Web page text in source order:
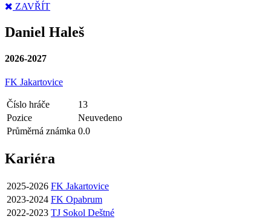
ZAVŘÍT
Daniel Haleš
2026-2027
FK Jakartovice
Číslo hráče
13
Pozice
Neuvedeno
Průměrná známka 0.0
Kariéra
2025-2026 FK Jakartovice
2023-2024 FK Opabrum
2022-2023 TJ Sokol Deštné